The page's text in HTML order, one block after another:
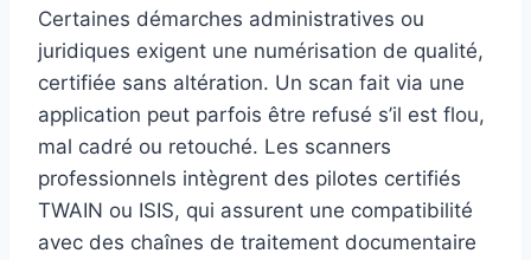
Certaines démarches administratives ou
juridiques exigent une numérisation de qualité,
certifiée sans altération. Un scan fait via une
application peut parfois être refusé s’il est flou,
mal cadré ou retouché. Les scanners
professionnels intègrent des pilotes certifiés
TWAIN ou ISIS, qui assurent une compatibilité
avec des chaînes de traitement documentaire